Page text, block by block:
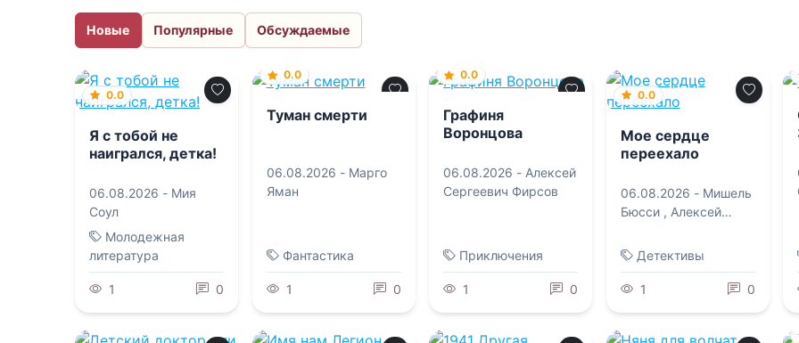
Новые Популярные Обсуждаемые
0.0
Я с тобой не
наигрался, детка!
06.08.2026 - Мия
Соул
Молодежная
литература
1 0
0.0
Туман смерти
06.08.2026 - Марго
Яман
Фантастика
1 0
0.0
Графиня
Воронцова
06.08.2026 - Алексей
Сергеевич Фирсов
Приключения
1 0
0.0
Мое сердце
переехало
06.08.2026 - Мишель
Бюсси , Алексей
Детективы
1 0